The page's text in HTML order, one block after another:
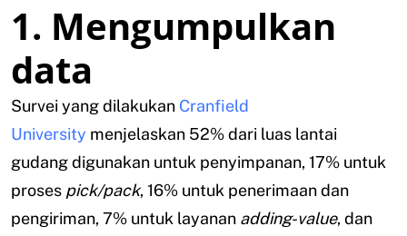
1. Mengumpulkan
data
Survei yang dilakukan Cranfield
University menjelaskan 52% dari luas lantai
gudang digunakan untuk penyimpanan, 17% untuk
proses pick/pack, 16% untuk penerimaan dan
pengiriman, 7% untuk layanan adding-value, dan